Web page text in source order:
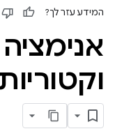
המידע עזר לך?